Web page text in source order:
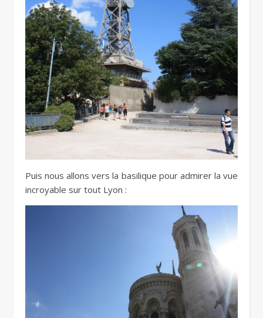
Puis nous allons vers la basilique pour admirer la vue
incroyable sur tout Lyon :